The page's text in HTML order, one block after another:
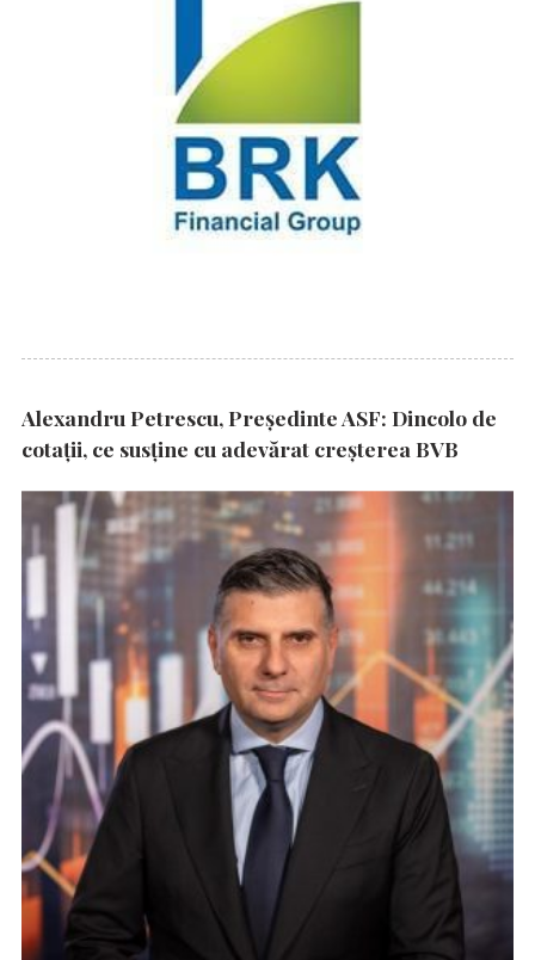
Alexandru Petrescu, Președinte ASF: Dincolo de
cotații, ce susține cu adevărat creșterea BVB